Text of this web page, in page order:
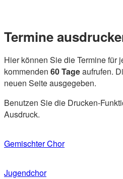
content
Menu
Termine
Hier können Sie die Termine für
kommenden 60 Tageaufrufen.
neuen Seite ausgegeben.
Benutzen Sie die Drucken-
Ausdruck.
Gemischter Chor
Jugendchor